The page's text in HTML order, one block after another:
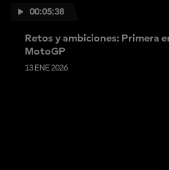
00:05:38
Retos y ambiciones: Primera
MotoGP
13 ENE 2026